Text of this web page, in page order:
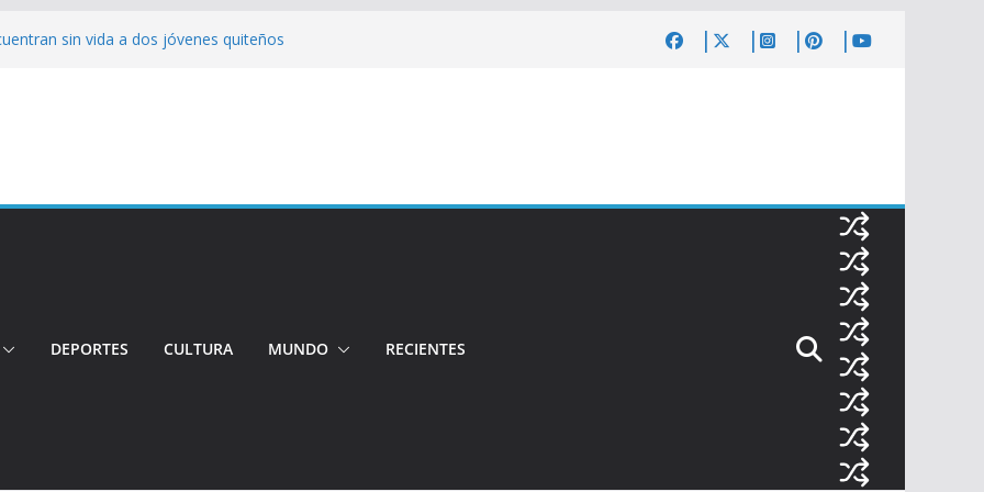
sin vida a dos jóvenes quiteños
irregulares fueron incinerados para
ecuatorianos
mayor murió atropellado en el sur
DEPORTES CULTURA MUNDO RECIENTES